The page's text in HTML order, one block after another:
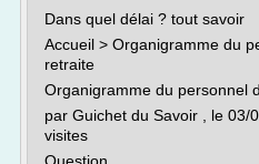
Dans quel délai ? tout savoir
Accueil > Organigramme du
retraite
Organigramme du personnel
par Guichet du Savoir , le 03/
visites